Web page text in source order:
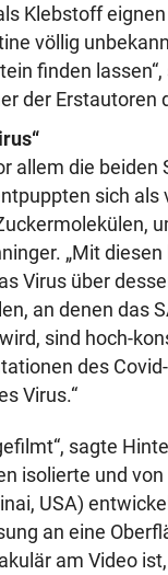
Klebstoff
völlig
finden
der Erstautoren
allem die beiden
sich als
„Mit
Virus über
an denen das
sind hoch-
des
Virus.“
sagte
isolierte und
USA)
an eine
am Video